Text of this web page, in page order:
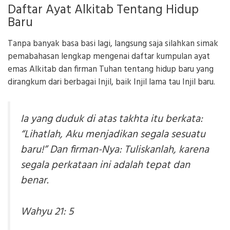
Daftar Ayat Alkitab Tentang Hidup
Baru
Tanpa banyak basa basi lagi, langsung saja silahkan simak
pemabahasan lengkap mengenai daftar kumpulan ayat
emas Alkitab dan firman Tuhan tentang hidup baru yang
dirangkum dari berbagai Injil, baik Injil lama tau Injil baru.
Ia yang duduk di atas takhta itu berkata:
“Lihatlah, Aku menjadikan segala sesuatu
baru!” Dan firman-Nya: Tuliskanlah, karena
segala perkataan ini adalah tepat dan
benar.
Wahyu 21: 5